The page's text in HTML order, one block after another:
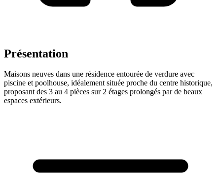
Présentation
Maisons neuves dans une résidence entourée de verdure avec
piscine et poolhouse, idéalement située proche du centre historique,
proposant des 3 au 4 pièces sur 2 étages prolongés par de beaux
espaces extérieurs.